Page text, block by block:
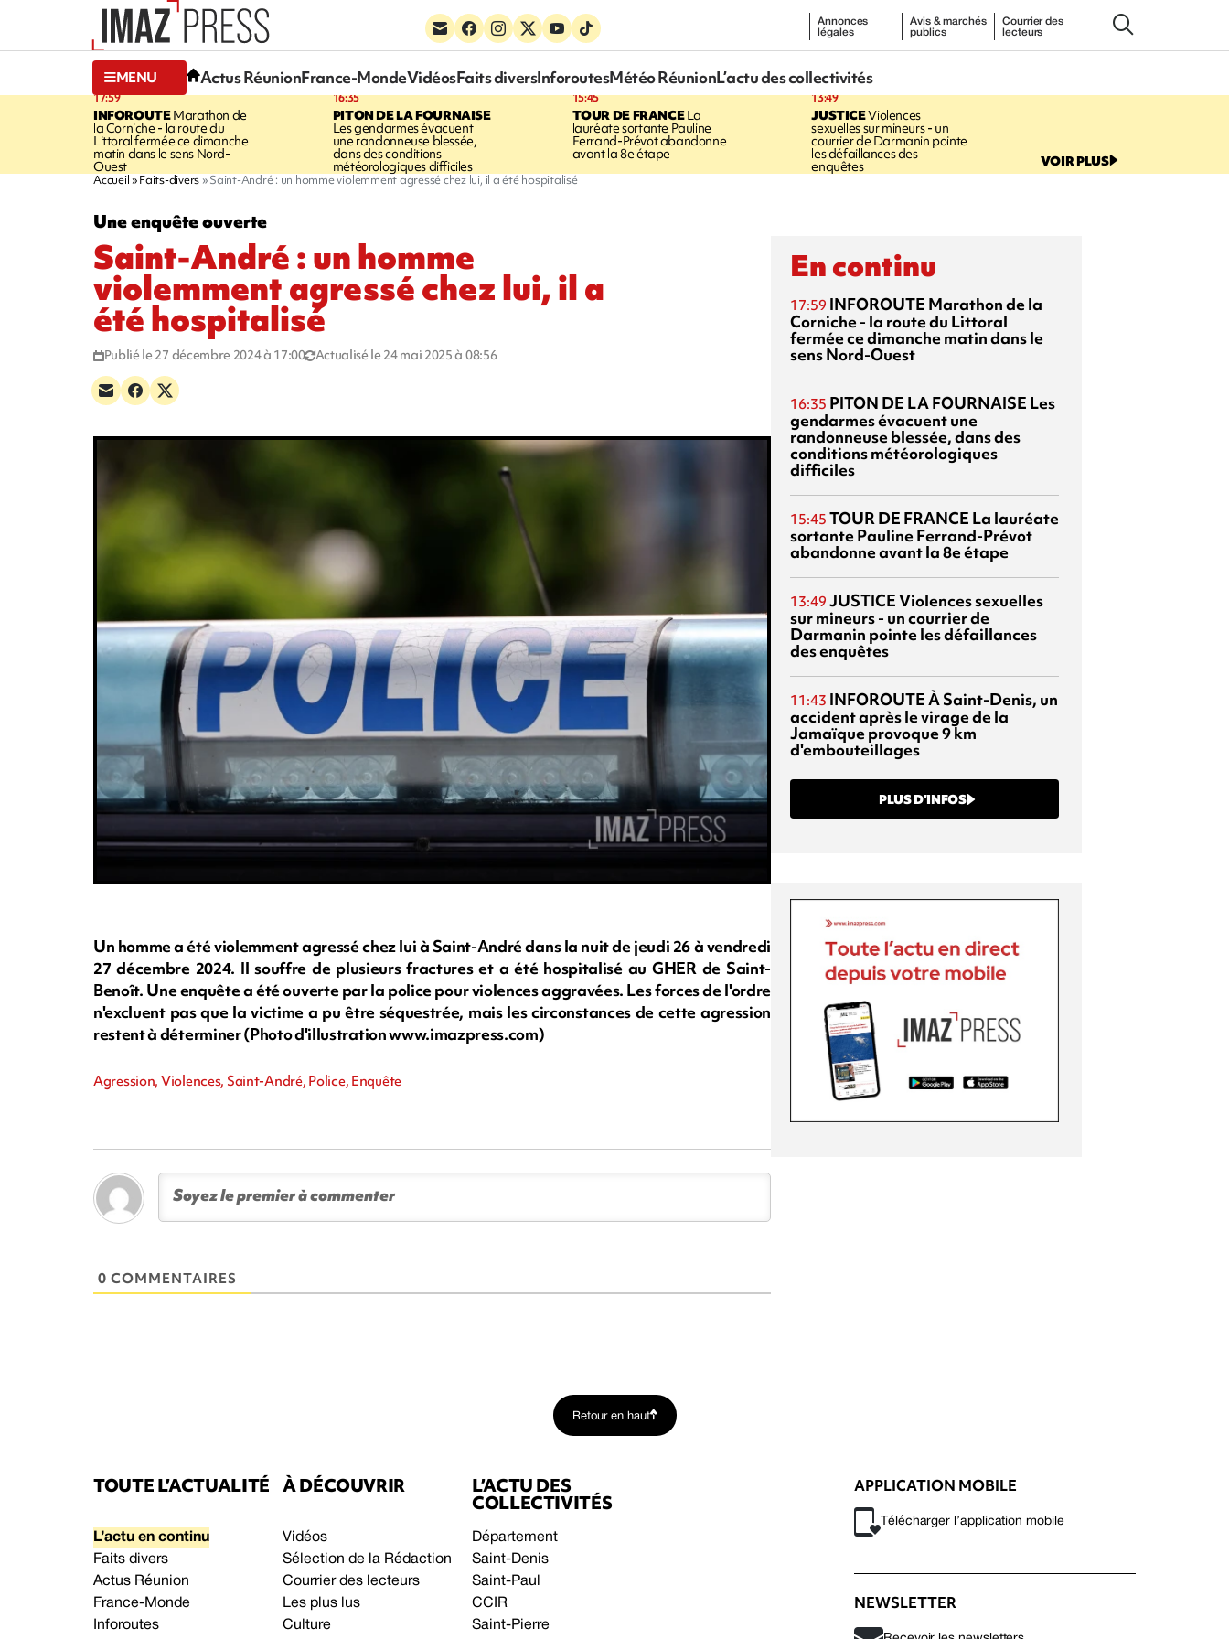
Annonces
légales
Avis & marchés
publics
Courrier des
lecteurs
MENU Actus RéunionFrance-MondeVidéosFaits diversInforoutesMétéo RéunionL’actu des collectivités
17:59
INFOROUTEMarathon de
la Corniche - la route du
Littoral fermée ce dimanche
matin dans le sens Nord-
Ouest
16:35
PITON DE LA FOURNAISE
Les gendarmes évacuent
une randonneuse blessée,
dans des conditions
météorologiques difficiles
15:45
TOUR DE FRANCELa
lauréate sortante Pauline
Ferrand-Prévot abandonne
avant la 8e étape
13:49
JUSTICEViolences
sexuelles sur mineurs - un
courrier de Darmanin pointe
les défaillances des
enquêtes VOIR PLUS
Accueil Faits-divers Saint-André : un homme violemment agressé chez lui, il a été hospitalisé
Une enquête ouverte
Saint-André : un homme
violemment agressé chez lui, il a
été hospitalisé
Publié le 27 décembre 2024 à 17:00 Actualisé le 24 mai 2025 à 08:56
Un homme a été violemment agressé chez lui à Saint-André dans la nuit de jeudi 26 à vendredi
27 décembre 2024. Il souffre de plusieurs fractures et a été hospitalisé au GHER de Saint-
Benoît. Une enquête a été ouverte par la police pour violences aggravées. Les forces de l'ordre
n'excluent pas que la victime a pu être séquestrée, mais les circonstances de cette agression
restent à déterminer (Photo d'illustration www.imazpress.com)
Agression, Violences, Saint-André, Police, Enquête
0 COMMENTAIRES
En continu
17:59 INFOROUTE Marathon de la
Corniche - la route du Littoral
fermée ce dimanche matin dans le
sens Nord-Ouest
16:35 PITON DE LA FOURNAISE Les
gendarmes évacuent une
randonneuse blessée, dans des
conditions météorologiques
difficiles
15:45 TOUR DE FRANCE La lauréate
sortante Pauline Ferrand-Prévot
abandonne avant la 8e étape
13:49 JUSTICEViolences sexuelles
sur mineurs - un courrier de
Darmanin pointe les défaillances
des enquêtes
11:43 INFOROUTEÀ Saint-Denis, un
accident après le virage de la
Jamaïque provoque 9 km
d'embouteillages
PLUS D’INFOS
Retour en haut
TOUTE L’ACTUALITÉ
L’actu en continu
Faits divers
Actus Réunion
France-Monde
Inforoutes
À DÉCOUVRIR
Vidéos
Sélection de la Rédaction
Courrier des lecteurs
Les plus lus
Culture
L’ACTU DES
COLLECTIVITÉS
Département
Saint-Denis
Saint-Paul
CCIR
Saint-Pierre
APPLICATION MOBILE
Télécharger l’application mobile
NEWSLETTER